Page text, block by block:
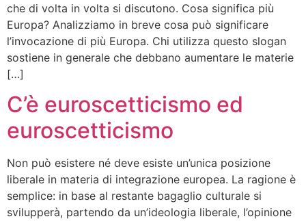
che di volta in volta si discutono. Cosa significa più
Europa? Analizziamo in breve cosa può significare
l’invocazione di più Europa. Chi utilizza questo slogan
sostiene in generale che debbano aumentare le materie
[…]
C’è euroscetticismo ed
euroscetticismo
Non può esistere né deve esiste un’unica posizione
liberale in materia di integrazione europea. La ragione è
semplice: in base al restante bagaglio culturale si
svilupperà, partendo da un’ideologia liberale, l’opinione